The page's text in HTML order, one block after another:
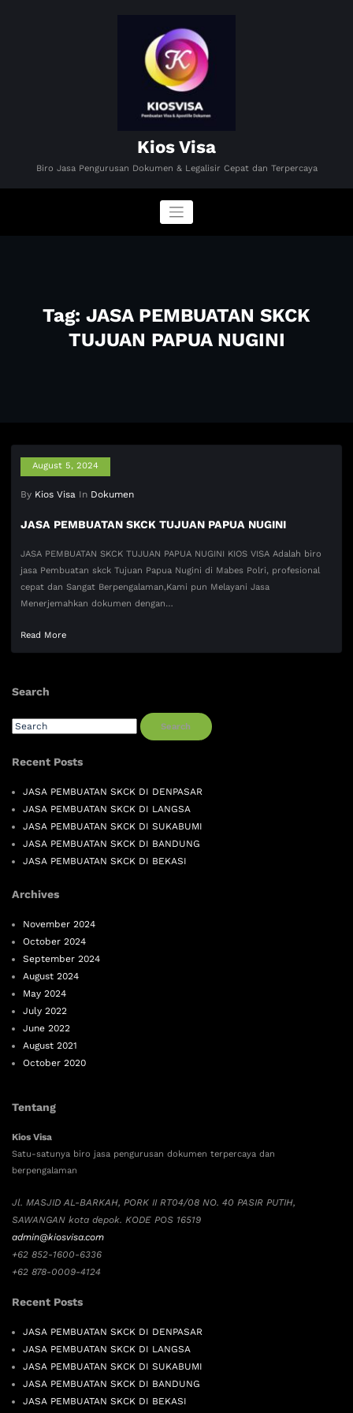
Kios Visa
Biro Jasa Pengurusan Dokumen & Legalisir Cepat dan Terpercaya
Tag: JASA PEMBUATAN SKCK
TUJUAN PAPUA NUGINI
August 5, 2024
By Kios Visa In Dokumen
JASA PEMBUATAN SKCK TUJUAN PAPUA NUGINI
JASA PEMBUATAN SKCK TUJUAN PAPUA NUGINI KIOS VISA Adalah biro
jasa Pembuatan skck Tujuan Papua Nugini di Mabes Polri, profesional
cepat dan Sangat Berpengalaman,Kami pun Melayani Jasa
Menerjemahkan dokumen dengan…
Read More
Search
Search
Recent Posts
JASA PEMBUATAN SKCK DI DENPASAR
JASA PEMBUATAN SKCK DI LANGSA
JASA PEMBUATAN SKCK DI SUKABUMI
JASA PEMBUATAN SKCK DI BANDUNG
JASA PEMBUATAN SKCK DI BEKASI
Archives
November 2024
October 2024
September 2024
August 2024
May 2024
July 2022
June 2022
August 2021
October 2020
Tentang
Kios Visa
Satu-satunya biro jasa pengurusan dokumen terpercaya dan
berpengalaman
Jl. MASJID AL-BARKAH, PORK II RT04/08 NO. 40 PASIR PUTIH,
SAWANGAN kota depok. KODE POS 16519
admin@kiosvisa.com
+62 852-1600-6336
+62 878-0009-4124
Recent Posts
JASA PEMBUATAN SKCK DI DENPASAR
JASA PEMBUATAN SKCK DI LANGSA
JASA PEMBUATAN SKCK DI SUKABUMI
JASA PEMBUATAN SKCK DI BANDUNG
JASA PEMBUATAN SKCK DI BEKASI